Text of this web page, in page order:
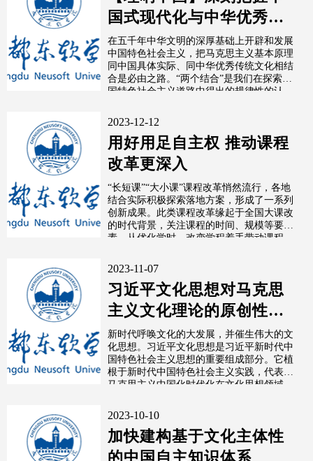
国式现代化与中华优秀传
统文化的内在关系
在五千年中华文明的深厚基础上开辟和发展
中国特色社会主义，把马克思主义基本原理
同中国具体实际、同中华优秀传统文化相结
合是必由之路。“两个结合”是我们在探索中
国特色社会主义道路中得出的规律性的认...
2023-12-12
用好用足自主权 推动课程
改革更深入
“长短课”“大小课”课程改革悄然流行，各地
结合实际积极探索落地方案，形成了一系列
创新成果。此类课程改革缘起于全国大课改
的时代背景，关注课程的时间、规模等要
素，从优化学时、改变学程着手带动课程...
2023-11-07
习近平文化思想对马克思
主义文化理论的原创性贡
献
新时代呼唤文化的大发展，并催生伟大的文
化思想。习近平文化思想是习近平新时代中
国特色社会主义思想的重要组成部分。它植
根于新时代中国特色社会主义实践，代表了
马克思主义中国化时代化在文化思想领域
2023-10-10
加快建构基于文化主体性
的中国自主知识体系